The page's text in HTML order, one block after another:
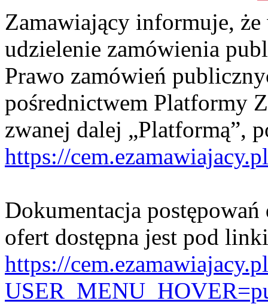
Zamawiający informuje,
udzielenie zamówienia
Prawo zamówień
pośrednictwem Platformy
zwanej dalej „Platformą”,
https://cem.ezamawiajacy.pl
Dokumentacja postępowań
ofert dostępna jest pod
https://